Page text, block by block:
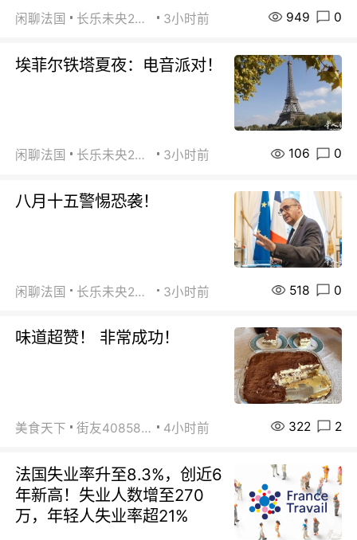
闲聊法国 长乐未央2015 3小时前 949 0
埃菲尔铁塔夏夜：电音派对！
闲聊法国 长乐未央2015 3小时前 106 0
八月十五警惕恐袭！
闲聊法国 长乐未央2015 3小时前 518 0
味道超赞！ 非常成功！
美食天下 街友40858442 4小时前 322 2
法国失业率升至8.3%，创近6
年新高！失业人数增至270
万，年轻人失业率超21%